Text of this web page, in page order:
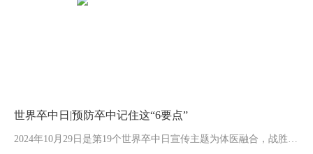
世界卒中日|预防卒中记住这“6要点”
2024年10月29日是第19个世界卒中日宣传主题为体医融合，战胜卒中为进一步提高居民对脑卒中危险因素的认识，预防和减少脑卒中的发生，当天上午，兴化市人民医院神经内科在门诊大厅开展了“体医融合 战胜卒...